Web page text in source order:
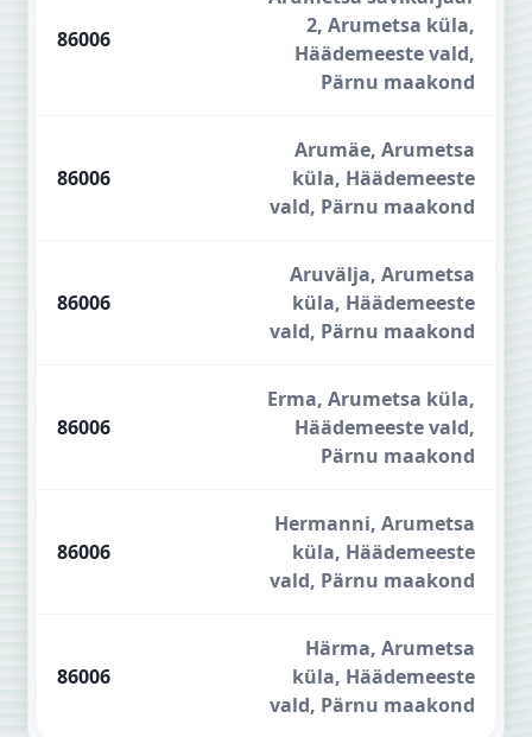
86006
2, Arumetsa küla,
Häädemeeste vald,
Pärnu maakond
86006
Arumäe, Arumetsa
küla, Häädemeeste
vald, Pärnu maakond
86006
Aruvälja, Arumetsa
küla, Häädemeeste
vald, Pärnu maakond
86006
Erma, Arumetsa küla,
Häädemeeste vald,
Pärnu maakond
86006
Hermanni, Arumetsa
küla, Häädemeeste
vald, Pärnu maakond
86006
Härma, Arumetsa
küla, Häädemeeste
vald, Pärnu maakond